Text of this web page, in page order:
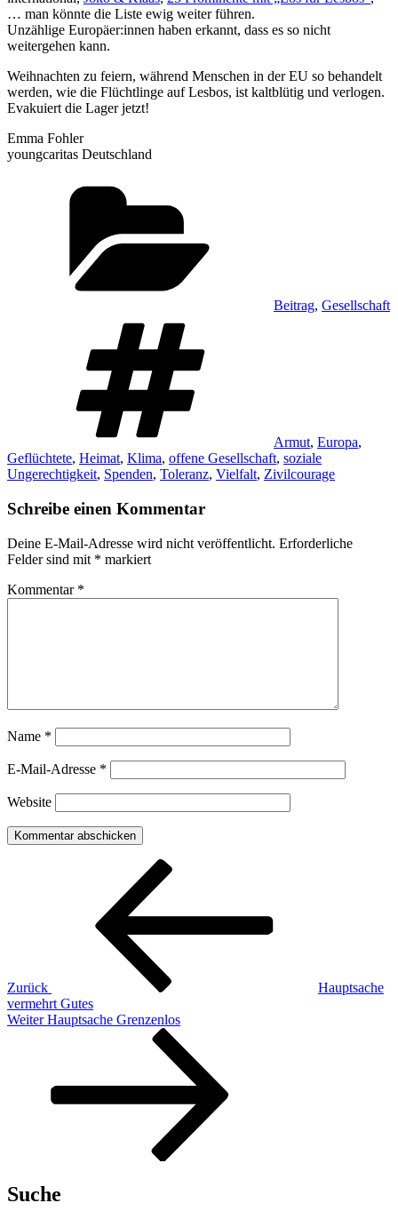
… man könnte die Liste ewig weiter führen.
Unzählige Europäer:innen haben erkannt, dass es so nicht
weitergehen kann.
Weihnachten zu feiern, während Menschen in der EU so behandelt
werden, wie die Flüchtlinge auf Lesbos, ist kaltblütig und verlogen.
Evakuiert die Lager jetzt!
Emma Fohler
youngcaritas Deutschland
Beitrag, Gesellschaft
Armut, Europa,
Geflüchtete, Heimat, Klima, offene Gesellschaft, soziale
Ungerechtigkeit, Spenden, Toleranz, Vielfalt, Zivilcourage
Schreibe einen Kommentar
Deine E-Mail-Adresse wird nicht veröffentlicht. Erforderliche
Felder sind mit * markiert
Kommentar *
Name *
E-Mail-Adresse *
Website
Beitragsnavigation
Zurück
Hauptsache
vermehrt Gutes
Nächster
Weiter Hauptsache Grenzenlos
Suche